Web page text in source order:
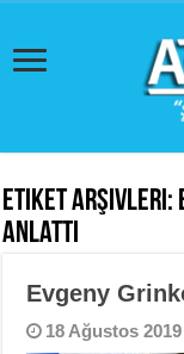
Etiket Arşivleri:
Anlattı
Evgeny
18 Ağustos 2019